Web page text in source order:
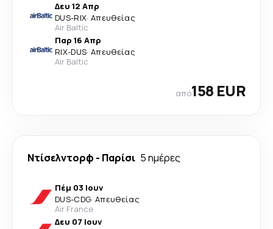
Δευ 12 Απρ
DUS-RIX· Απευθείας
Air Baltic
Παρ 16 Απρ
RIX-DUS· Απευθείας
Air Baltic
από158 EUR
Ντίσελντορφ - Παρίσι 5 ημέρες
Πέμ 03 Ιουν
DUS-CDG· Απευθείας
Air France
Δευ 07 Ιουν